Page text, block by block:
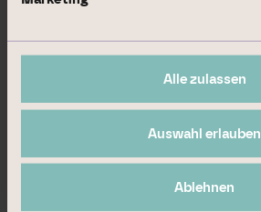
Alle zulassen
Auswahl erlauben
Ablehnen
ir@branicks.com